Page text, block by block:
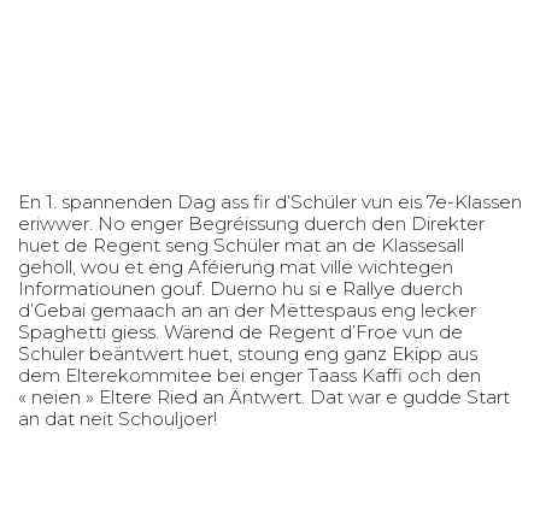
En 1. spannenden Dag ass fir d’Schüler vun eis 7e-Klassen
eriwwer. No enger Begréissung duerch den Direkter
huet de Regent seng Schüler mat an de Klassesall
geholl, wou et eng Aféierung mat ville wichtegen
Informatiounen gouf. Duerno hu si e Rallye duerch
d’Gebai gemaach an an der Mëttespaus eng lecker
Spaghetti giess. Wärend de Regent d’Froe vun de
Schüler beäntwert huet, stoung eng ganz Ekipp aus
dem Elterekommitee bei enger Taass Kaffi och den
« neien » Eltere Ried an Äntwert. Dat war e gudde Start
an dat neit Schouljoer!